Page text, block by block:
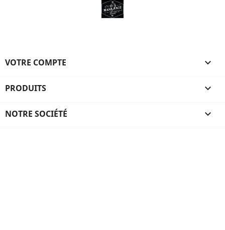
VOTRE COMPTE 
PRODUITS 
NOTRE SOCIÉTÉ 